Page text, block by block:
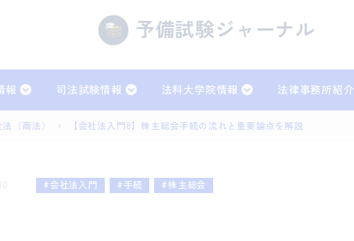
予備試験ジャーナル
刑事実務
報 司法試験情報 法科大学院情報 法律事務所紹介
（商法） › 【会社法入門8】株主総会手続の流れと重要論点を解説
#会社法入門 #手続 #株主総会